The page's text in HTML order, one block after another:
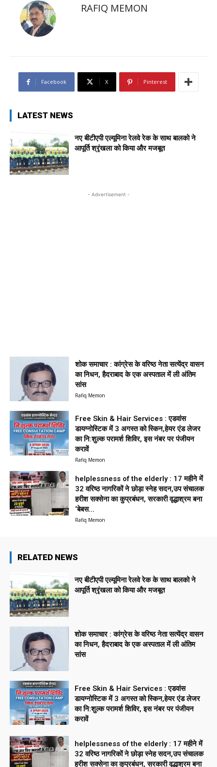
RAFIQ MEMON
Facebook X Pinterest
LATEST NEWS
नए बीटीएपी एल्यूमिना रेलवे रेक के साथ बालको ने
आपूर्ति श्रृंखला को किया और मजबूत
- Advertisement -
शोक समाचार : कांग्रेस के वरिष्ठ नेता सत्येंद्र वासन
का निधन, हैदराबाद के एक अस्पताल में ली अंतिम
सांस
Rafiq Memon
Free Skin & Hair Services : एडवांस
डायग्नोस्टिक में 3 अगस्त को स्किन,हेयर एंड लेजर
का नि:शुल्क परामर्श शिविर, इस नंबर पर पंजीयन
करावें
Rafiq Memon
helplessness of the elderly : 17 महीने में
32 वरिष्ठ नागरिकों ने छोड़ा स्नेह सदन,उप संचालक
हरीश सक्सेना का कुप्रबंधन, सरकारी वृद्धाश्रम बना
‘बेबस...
Rafiq Memon
RELATED NEWS
नए बीटीएपी एल्यूमिना रेलवे रेक के साथ बालको ने
आपूर्ति श्रृंखला को किया और मजबूत
शोक समाचार : कांग्रेस के वरिष्ठ नेता सत्येंद्र वासन
का निधन, हैदराबाद के एक अस्पताल में ली अंतिम
सांस
Free Skin & Hair Services : एडवांस
डायग्नोस्टिक में 3 अगस्त को स्किन,हेयर एंड लेजर
का नि:शुल्क परामर्श शिविर, इस नंबर पर पंजीयन
करावें
helplessness of the elderly : 17 महीने में
32 वरिष्ठ नागरिकों ने छोड़ा स्नेह सदन,उप संचालक
हरीश सक्सेना का कुप्रबंधन, सरकारी वृद्धाश्रम बना